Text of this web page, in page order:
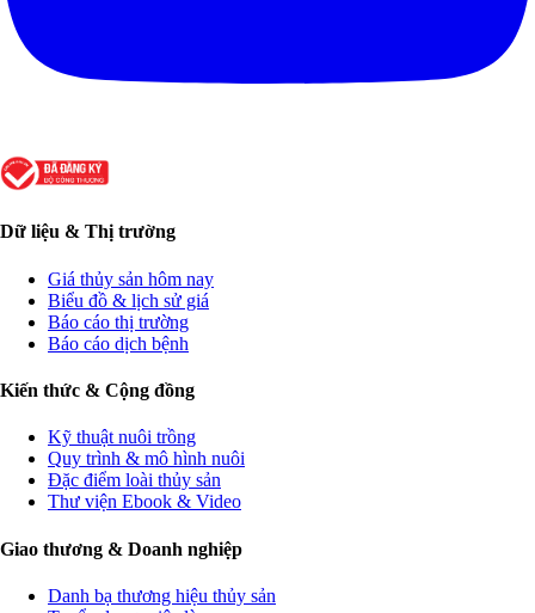
Dữ liệu & Thị trường
Giá thủy sản hôm nay
Biểu đồ & lịch sử giá
Báo cáo thị trường
Báo cáo dịch bệnh
Kiến thức & Cộng đồng
Kỹ thuật nuôi trồng
Quy trình & mô hình nuôi
Đặc điểm loài thủy sản
Thư viện Ebook & Video
Giao thương & Doanh nghiệp
Danh bạ thương hiệu thủy sản